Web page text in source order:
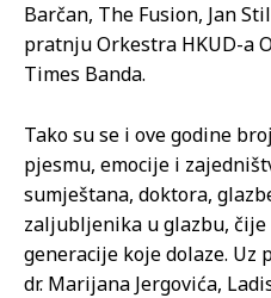
Barčan, The Fusion, Jan
pratnju Orkestra HKUD-a
Times Banda.
Tako su se i ove godine
pjesmu, emocije i
sumještana, doktora,
zaljubljenika u glazbu,
generacije koje dolaze.
dr. Marijana Jergovića,